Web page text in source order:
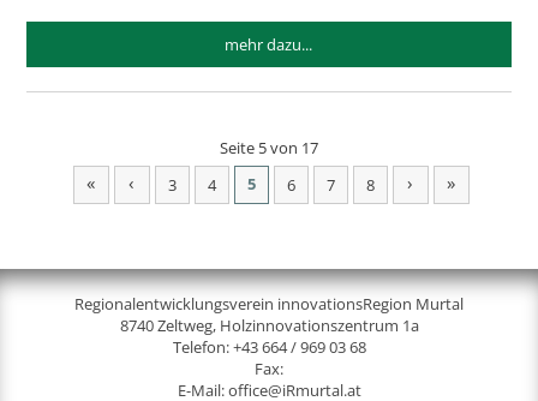
mehr dazu...
Seite 5 von 17
« ‹ 3 4 5 6 7 8 › »
Regionalentwicklungsverein innovationsRegion Murtal
8740 Zeltweg, Holzinnovationszentrum 1a
Telefon:+43 664 / 969 03 68
Fax:
E-Mail:office@iRmurtal.at